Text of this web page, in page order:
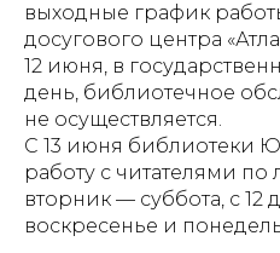
выходные график
досугового центра
12 июня, в
день, библиотечное
не осуществляется.
С 13 июня библиотеки
работу с читателями по
вторник — суббота, с 12
воскресенье и